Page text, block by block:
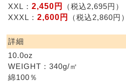
XXL：2,450円
（税込2,695円）
XXXL：2,600円 （税込2,860円）
詳細
10.0oz
WEIGHT：340g/㎡
綿100％